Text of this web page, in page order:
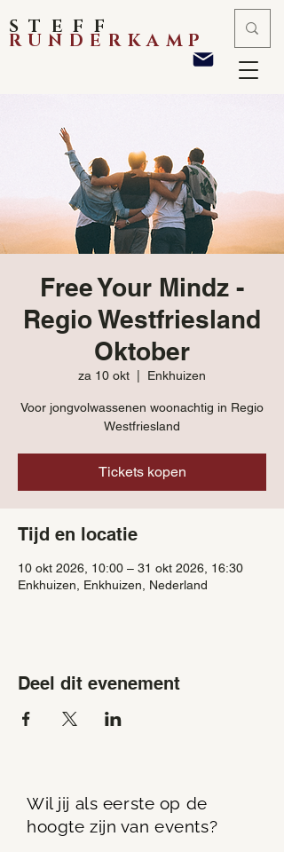
STEFF
RUNDERKAMP
Free Your Mindz -
Regio Westfriesland
Oktober
za 10 okt Enkhuizen
Voor jongvolwassenen woonachtig in Regio
Westfriesland
Tickets kopen
Tijd en locatie
10 okt 2026, 10:00 – 31 okt 2026, 16:30
Enkhuizen, Enkhuizen, Nederland
Deel dit evenement
Wil jij als eerste op de
hoogte zijn van events?